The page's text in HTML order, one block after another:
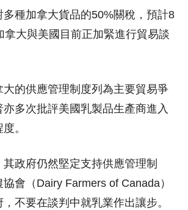
多種加拿大貨品的50%關稅，預計8
拿大與美國目前正加緊進行貿易談
大的供應管理制度列為主要貿易爭
多次批評美國乳製品生產商進入
。
政府仍然堅定支持供應管理制
會（Dairy Farmers of Canada）
不要在談判中就乳業作出讓步。